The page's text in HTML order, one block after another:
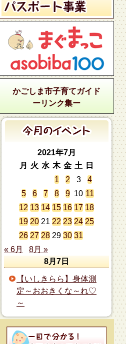
かごしま市子育てガイド
ーリンク集ー
2021年7月
月
火 水 木 金 土
日
1
2 3
4
5
6 7 8 9 10 11
12 13 14 15 16 17 18
19 20 21 22 23 24 25
26 27 28 29 30 31
« 6月
8月 »
8月7日
【いしきらら】身体測
定～おおきくな～れ♡
～